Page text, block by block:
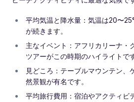
平均気温と降水量：気温は20〜
が続きます。
主なイベント：アフリカリーナ・
ツアーがこの時期のハイライトです
見どころ：テーブルマウンテン、
然景観が有名です。
平均旅行費用：宿泊やアクティビ